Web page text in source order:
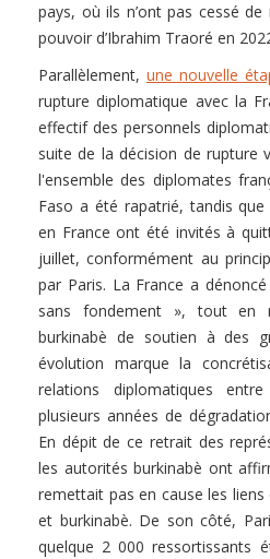
pays, où ils n’ont pas cessé de
pouvoir d’Ibrahim Traoré en
Parallèlement, une nouvelle
rupture diplomatique avec la
effectif des personnels
suite de la décision de rupture
l'ensemble des diplomates
Faso a été rapatrié, tandis
en France ont été invités à
juillet, conformément au
par Paris. La France a
sans fondement », tout en
burkinabè de soutien à des
évolution marque la
relations diplomatiques
plusieurs années de
En dépit de ce retrait des
les autorités burkinabè ont
remettait pas en cause les
et burkinabè. De son côté,
quelque 2 000 ressortissants